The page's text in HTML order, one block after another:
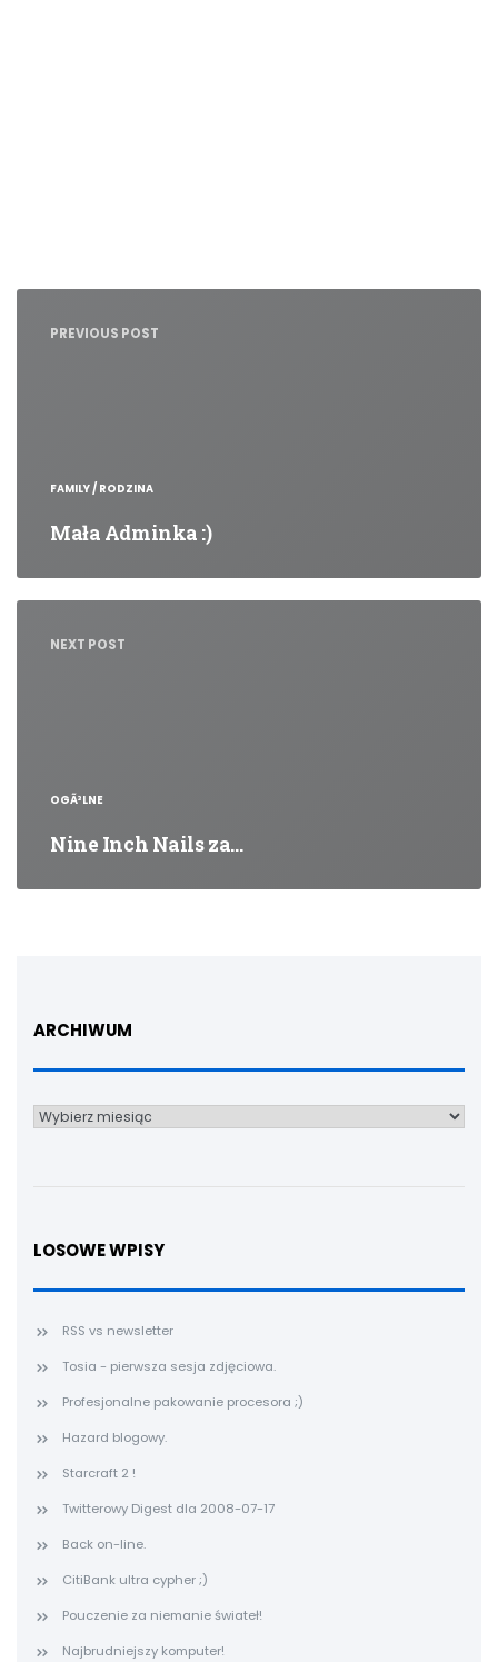
Nawigacja
PREVIOUS POST
FAMILY / RODZINA
Mała Adminka :)
NEXT POST
OGÃ³LNE
Nine Inch Nails za…
ARCHIWUM
Archiwum
LOSOWE WPISY
RSS vs newsletter
Tosia - pierwsza sesja zdjęciowa.
Profesjonalne pakowanie procesora ;)
Hazard blogowy.
Starcraft 2 !
Twitterowy Digest dla 2008-07-17
Back on-line.
CitiBank ultra cypher ;)
Pouczenie za niemanie świateł!
Najbrudniejszy komputer!